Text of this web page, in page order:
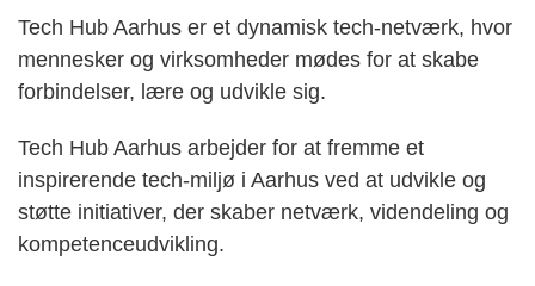
Tech Hub Aarhus er et dynamisk tech-netværk, hvor
mennesker og virksomheder mødes for at skabe
forbindelser, lære og udvikle sig.
Tech Hub Aarhus arbejder for at fremme et
inspirerende tech-miljø i Aarhus ved at udvikle og
støtte initiativer, der skaber netværk, videndeling og
kompetenceudvikling.